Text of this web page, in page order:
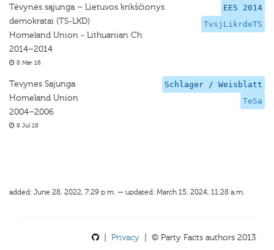
EES 2014
TvsjLikrdeTS
Tėvynės sąjunga – Lietuvos krikščionys
demokratai (TS-LKD)
Homeland Union - Lithuanian Ch
2014–2014
8 Mar 16
Schlager / Weisblatt
TeSa
Tevynes Sajunga
Homeland Union
2004–2006
8 Jul 18
added: June 28, 2022, 7:29 p.m. — updated: March 15, 2024, 11:28 a.m.
Privacy | © Party Facts authors 2013